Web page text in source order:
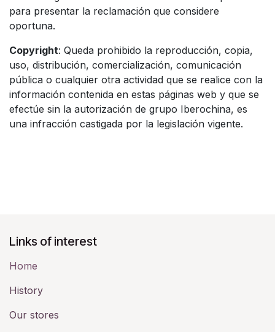
para presentar la reclamación que considere
oportuna.
Copyright: Queda prohibido la reproducción, copia,
uso, distribución, comercialización, comunicación
pública o cualquier otra actividad que se realice con la
información contenida en estas páginas web y que se
efectúe sin la autorización de grupo Iberochina, es
una infracción castigada por la legislación vigente.
Links of interest
Home
History​
Our stores